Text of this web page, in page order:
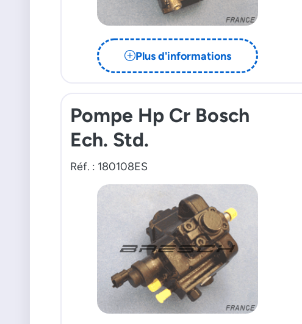
Plus d'informations
Pompe Hp Cr Bosch
Ech. Std.
Réf. : 180108ES